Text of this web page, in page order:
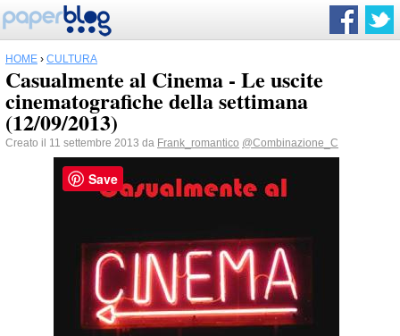
HOME › CULTURA
Casualmente al Cinema - Le uscite
cinematografiche della settimana
(12/09/2013)
Creato il 11 settembre 2013 da Frank_romantico @Combinazione_C
Save